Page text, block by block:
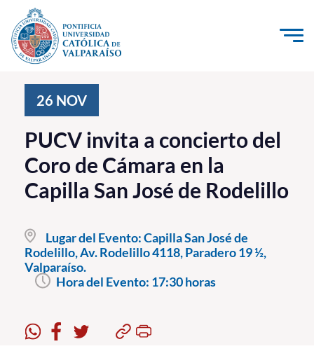
Click acá para ir directamente al contenido
Investigación, Creación e Innovación
PUCV Internacional
Vinculación con el Medio
Pregrado
Postgrado
26 NOV
PUCV invita a concierto del
Coro de Cámara en la
Capilla San José de Rodelillo
Lugar del Evento:Capilla San José de
Rodelillo, Av. Rodelillo 4118, Paradero 19 ½,
Valparaíso.
Hora del Evento: 17:30 horas